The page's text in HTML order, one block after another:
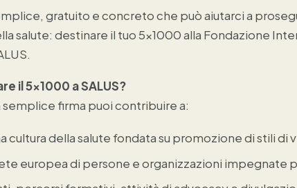
gratuito e concreto che può aiutarci a
salute: destinare il tuo 5x1000 alla Fondazione
il 5x1000 a SALUS?
semplice firma puoi contribuire a:
cultura della salute fondata su promozione di stili di
europea di persone e organizzazioni impegnate